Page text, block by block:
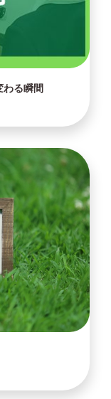
る瞬間